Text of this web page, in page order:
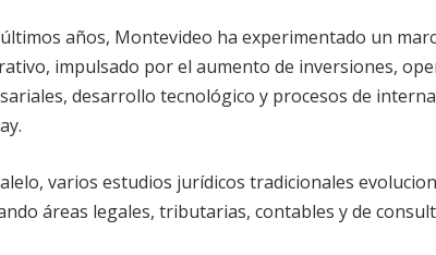
años, Montevideo ha experimentado un
impulsado por el aumento de inversiones,
desarrollo tecnológico y procesos de
varios estudios jurídicos tradicionales
áreas legales, tributarias, contables y de